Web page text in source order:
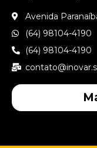
Avenida
(64) 98104-4190
(64) 98104-4190